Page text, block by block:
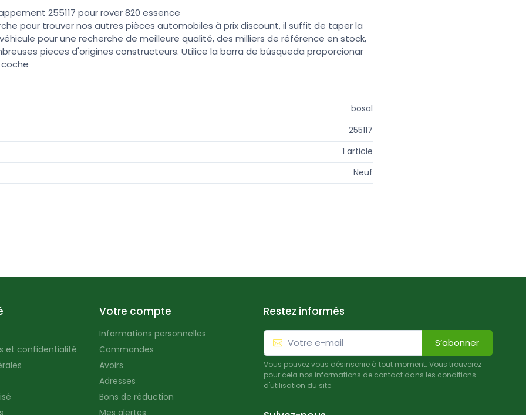
255117 pour rover 820 essence
pour trouver nos autres pièces automobiles à prix discount, il suffit de taper la
pour une recherche de meilleure qualité, des milliers de référence en stock,
pieces d'origines constructeurs. Utilice la barra de búsqueda proporcionar
bosal
255117
1 article
Neuf
et confidentialité
Votre compte
Informations personnelles
Commandes
Avoirs
Adresses
Bons de réduction
Mes alertes
Restez informés
S’abonner
Vous pouvez vous désinscrire à tout moment. Vous trouverez
pour cela nos informations de contact dans les conditions
d'utilisation du site.